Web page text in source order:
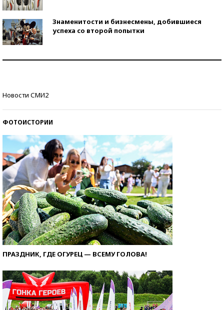
Знаменитости и бизнесмены, добившиеся
успеха со второй попытки
Новости СМИ2
ФОТОИСТОРИИ
ПРАЗДНИК, ГДЕ ОГУРЕЦ — ВСЕМУ ГОЛОВА!